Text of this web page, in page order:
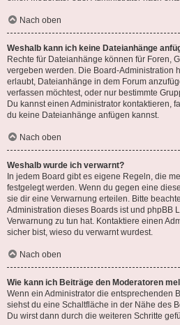
Nach oben
Weshalb kann ich keine Dateianhänge
Rechte für Dateianhänge können für Foren,
vergeben werden. Die Board-Administration
erlaubt, Dateianhänge in dem Forum
verfassen möchtest, oder nur bestimmte
Du kannst einen Administrator kontaktieren,
du keine Dateianhänge anfügen kannst.
Nach oben
Weshalb wurde ich verwarnt?
In jedem Board gibt es eigene Regeln, die
festgelegt werden. Wenn du gegen eine
sie dir eine Verwarnung erteilen. Bitte
Administration dieses Boards ist und phpBB
Verwarnung zu tun hat. Kontaktiere einen
sicher bist, wieso du verwarnt wurdest.
Nach oben
Wie kann ich Beiträge den Moderatoren
Wenn ein Administrator die entsprechenden
siehst du eine Schaltfläche in der Nähe des
Du wirst dann durch die weiteren Schritte